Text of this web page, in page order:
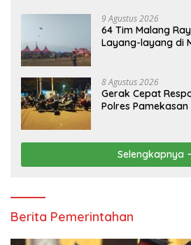
9 Agustus 2026
64 Tim Malang
Layang-layang di
8 Agustus 2026
Gerak Cepat
Polres
Selengkapnya
Berita Pemerintahan